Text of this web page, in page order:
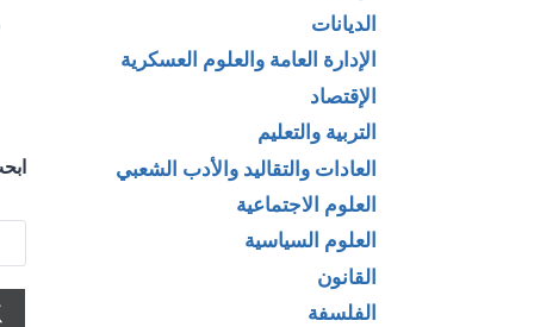
الديانات
الإدارة العامة والعلوم العسكرية
الإقتصاد
التربية والتعليم
العادات والتقاليد والأدب الشعبي
العلوم الاجتماعية
العلوم السياسية
القانون
الفلسفة